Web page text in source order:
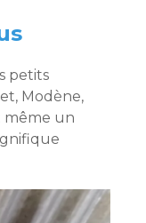
petits
Modène,
même un